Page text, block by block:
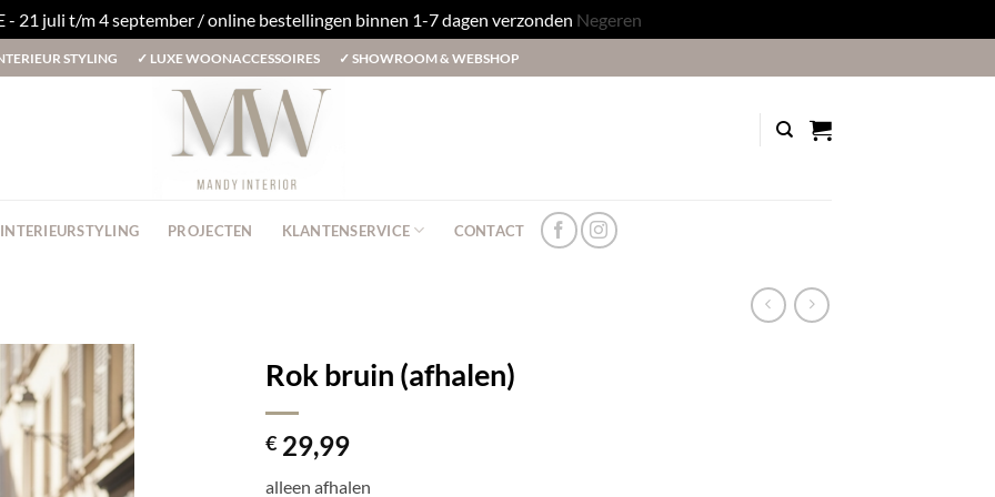
- 21 juli t/m 4 september / online bestellingen binnen 1-7 dagen verzonden Negeren
STYLING ✓ LUXE WOONACCESSOIRES ✓ SHOWROOM & WEBSHOP
INTERIEURSTYLING PROJECTEN KLANTENSERVICE CONTACT
Rok bruin (afhalen)
€ 29,99
alleen afhalen